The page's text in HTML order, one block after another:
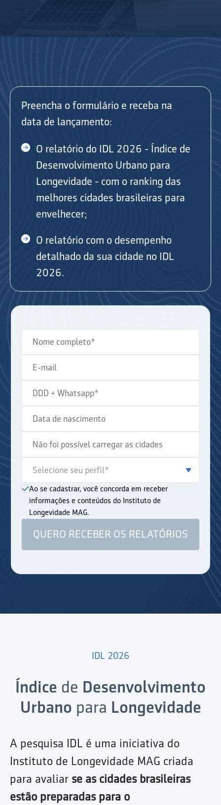
Preencha o formulário e receba na
data de lançamento:
O relatório do IDL 2026 - Índice de
Desenvolvimento Urbano para
Longevidade - com o ranking das
melhores cidades brasileiras para
envelhecer;
O relatório com o desempenho
detalhado da sua cidade no IDL
2026.
Ao se cadastrar, você concorda em receber
informações e conteúdos do Instituto de
Longevidade MAG.
IDL 2026
Índice de Desenvolvimento
Urbano para Longevidade
A pesquisa IDL é uma iniciativa do
Instituto de Longevidade MAG criada
para avaliar se as cidades brasileiras
estão preparadas para o